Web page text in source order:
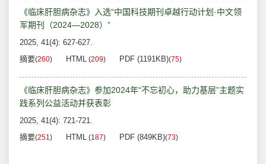
《临床肝胆病杂志》入选“中国科技期刊卓越行动计划·中文领
军期刊（2024—2028）”
2025, 41(4): 627-627.
摘要(260) HTML (209) PDF (1191KB)(75)
《临床肝胆病杂志》参加2024年“不忘初心，助力基层”主题实
践系列公益活动并获表彰
2025, 41(4): 721-721.
摘要(251) HTML (187) PDF (849KB)(73)